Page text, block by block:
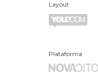
Layout
Plataforma